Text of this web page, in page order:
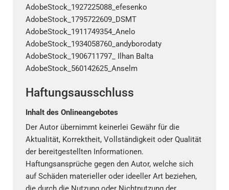
AdobeStock_1927225088_efesenko
AdobeStock_1795722609_DSMT
AdobeStock_1911749354_Anelo
AdobeStock_1934058760_andyborodaty
AdobeStock_1906711797_ Ilhan Balta
AdobeStock_560142625_Anselm
Haftungsausschluss
Inhalt des Onlineangebotes
Der Autor übernimmt keinerlei Gewähr für die
Aktualität, Korrektheit, Vollständigkeit oder Qualität
der bereitgestellten Informationen.
Haftungsansprüche gegen den Autor, welche sich
auf Schäden materieller oder ideeller Art beziehen,